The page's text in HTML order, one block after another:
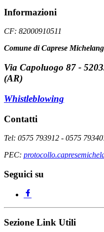
Informazioni
CF: 82000910511
Comune di Caprese
Via Capoluogo 87 -
(AR)
Whistleblowing
Contatti
Tel: 0575 793912 - 0575
PEC:
Seguici su
Sezione Link Utili